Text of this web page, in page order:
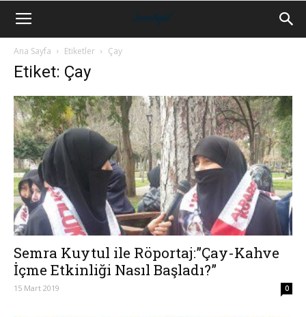
Ana Sayfa Etiketler Çay
Etiket: Çay
Semra Kuytul ile Röportaj:”Çay-Kahve
İçme Etkinliği Nasıl Başladı?”
15 Mart 2019 0